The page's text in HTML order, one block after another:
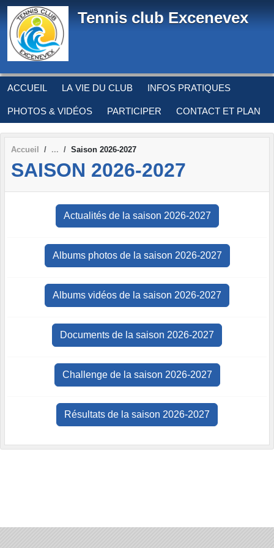
Tennis club Excenevex
ACCUEIL LA VIE DU CLUB INFOS PRATIQUES
PHOTOS & VIDÉOS PARTICIPER CONTACT ET PLAN
Accueil Saison 2026-2027
SAISON 2026-2027
Actualités de la saison 2026-2027
Albums photos de la saison 2026-2027
Albums vidéos de la saison 2026-2027
Documents de la saison 2026-2027
Challenge de la saison 2026-2027
Résultats de la saison 2026-2027
Panneau de gestion des cookies